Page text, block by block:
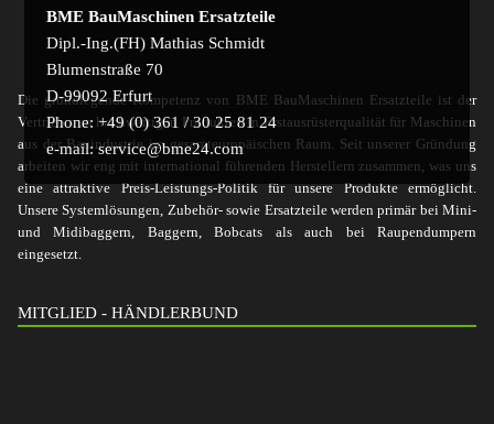
BME BauMaschinen Ersatzteile
Dipl.-Ing.(FH) Mathias Schmidt
Blumenstraße 70
D-99092 Erfurt
Phone: +49 (0) 361 / 30 25 81 24
e-mail: service@bme24.com
Die grundlegende Kompetenz von BME BauMaschinen Ersatzteile ist der
Vertrieb von hochwertigen Produkten in Erstausrüsterqualität für Maschinen
aus der Bauindustrie im gesamteuropäischen Raum. Seit unserer Gründung
arbeiten wir eng mit international führenden Herstellern zusammen, was uns
eine attraktive Preis-Leistungs-Politik für unsere Produkte ermöglicht.
Unsere Systemlösungen, Zubehör- sowie Ersatzteile werden primär bei Mini-
und Midibaggern, Baggern, Bobcats als auch bei Raupendumpern
eingesetzt.
MITGLIED - HÄNDLERBUND